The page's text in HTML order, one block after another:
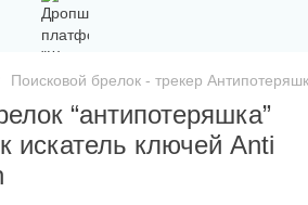
Поисковой брелок - трекер
“антипотеряшка”
искатель ключей Anti